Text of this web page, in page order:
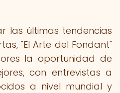
las últimas tendencias
"El Arte del Fondant"
la oportunidad de
con entrevistas a
a nivel mundial y